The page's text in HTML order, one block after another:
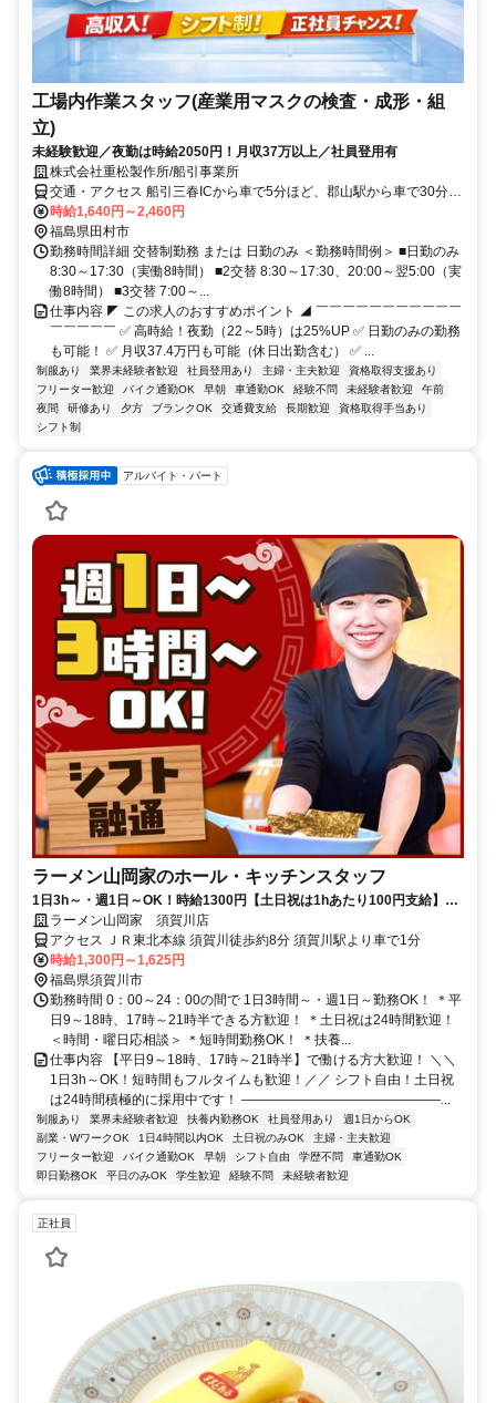
工場内作業スタッフ(産業用マスクの検査・成形・組
立)
未経験歓迎／夜勤は時給2050円！月収37万以上／社員登用有
株式会社重松製作所/船引事業所
交通・アクセス 船引三春ICから車で5分ほど、郡山駅から車で30分ほ
ど★車通勤OK★郡山市からのアクセスも良い職場です！
時給1,640円～2,460円
福島県田村市
勤務時間詳細 交替制勤務 または 日勤のみ ＜勤務時間例＞ ■日勤のみ
8:30～17:30（実働8時間） ■2交替 8:30～17:30、20:00～翌5:00（実
働8時間） ■3交替 7:00～...
仕事内容 ◤ この求人のおすすめポイント ◢ ￣￣￣￣￣￣￣￣￣￣￣
￣￣￣￣￣ ✅ 高時給！夜勤（22～5時）は25%UP ✅ 日勤のみの勤務
も可能！ ✅ 月収37.4万円も可能（休日出勤含む） ✅ ...
制服あり 業界未経験者歓迎 社員登用あり 主婦・主夫歓迎
資格取得支援あり
フリーター歓迎
バイク通勤OK 早朝 車通勤OK 経験不問 未経験者歓迎
午前
夜間
研修あり 夕方 ブランクOK 交通費支給 長期歓迎
資格取得手当あり
シフト制
アルバイト・パート
ラーメン山岡家のホール・キッチンスタッフ
1日3h～・週1日～OK！時給1300円【土日祝は1hあたり100円支給】土
日祝は24時間積極採用中！
ラーメン山岡家 須賀川店
アクセス ＪＲ東北本線 須賀川徒歩約8分 須賀川駅より車で1分
時給1,300円～1,625円
福島県須賀川市
勤務時間 0：00～24：00の間で 1日3時間～・週1日～勤務OK！ ＊平
日9～18時、17時～21時半できる方歓迎！ ＊土日祝は24時間歓迎！
＜時間・曜日応相談＞ ＊短時間勤務OK！ ＊扶養...
仕事内容 【平日9～18時、17時～21時半】で働ける方大歓迎！ ＼＼
1日3h～OK！短時間もフルタイムも歓迎！／／ シフト自由！土日祝
は24時間積極的に採用中です！ ―――――――――――――――...
制服あり 業界未経験者歓迎 扶養内勤務OK 社員登用あり
週1日からOK
副業・WワークOK
1日4時間以内OK 土日祝のみOK
主婦・主夫歓迎
フリーター歓迎
バイク通勤OK 早朝 シフト自由 学歴不問
車通勤OK
即日勤務OK
平日のみOK 学生歓迎 経験不問 未経験者歓迎
正社員